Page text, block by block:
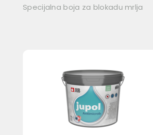
Specijalna boja za blokadu mrlja